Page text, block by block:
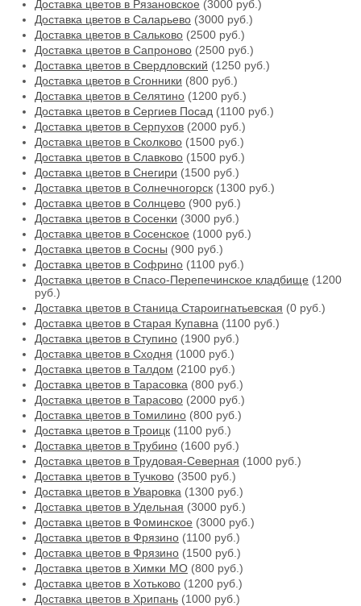
Доставка цветов в Рязановское (3000 руб.)
Доставка цветов в Саларьево (3000 руб.)
Доставка цветов в Сальково (2500 руб.)
Доставка цветов в Сапроново (2500 руб.)
Доставка цветов в Свердловский (1250 руб.)
Доставка цветов в Сгонники (800 руб.)
Доставка цветов в Селятино (1200 руб.)
Доставка цветов в Сергиев Посад (1100 руб.)
Доставка цветов в Серпухов (2000 руб.)
Доставка цветов в Сколково (1500 руб.)
Доставка цветов в Славково (1500 руб.)
Доставка цветов в Снегири (1500 руб.)
Доставка цветов в Солнечногорск (1300 руб.)
Доставка цветов в Солнцево (900 руб.)
Доставка цветов в Сосенки (3000 руб.)
Доставка цветов в Сосенское (1000 руб.)
Доставка цветов в Сосны (900 руб.)
Доставка цветов в Софрино (1100 руб.)
Доставка цветов в Спасо-Перепечинское кладбище (1200
руб.)
Доставка цветов в Станица Староигнатьевская (0 руб.)
Доставка цветов в Старая Купавна (1100 руб.)
Доставка цветов в Ступино (1900 руб.)
Доставка цветов в Сходня (1000 руб.)
Доставка цветов в Талдом (2100 руб.)
Доставка цветов в Тарасовка (800 руб.)
Доставка цветов в Тарасово (2000 руб.)
Доставка цветов в Томилино (800 руб.)
Доставка цветов в Троицк (1100 руб.)
Доставка цветов в Трубино (1600 руб.)
Доставка цветов в Трудовая-Северная (1000 руб.)
Доставка цветов в Тучково (3500 руб.)
Доставка цветов в Уваровка (1300 руб.)
Доставка цветов в Удельная (3000 руб.)
Доставка цветов в Фоминское (3000 руб.)
Доставка цветов в Фрязино (1100 руб.)
Доставка цветов в Фрязино (1500 руб.)
Доставка цветов в Химки МО (800 руб.)
Доставка цветов в Хотьково (1200 руб.)
Доставка цветов в Хрипань (1000 руб.)